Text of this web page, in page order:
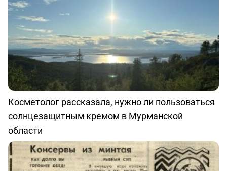
Косметолог рассказала, нужно ли пользоваться
солнцезащитным кремом в Мурманской
области